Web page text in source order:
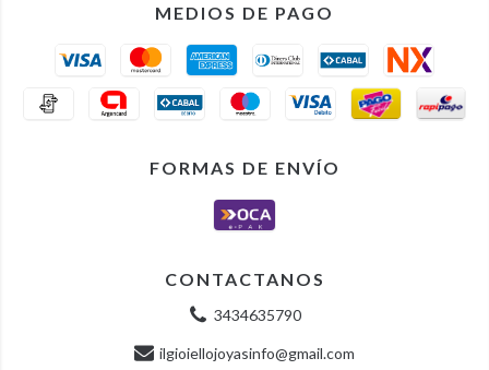
MEDIOS DE PAGO
FORMAS DE ENVÍO
CONTACTANOS
3434635790
ilgioiellojoyasinfo@gmail.com